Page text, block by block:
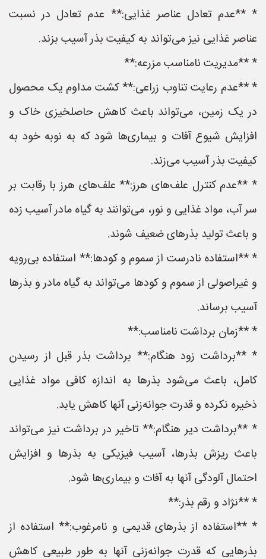
* **عدم تعادل عناصر غذایی:** عدم تعادل در نسبت
عناصر غذایی نیز می‌تواند به کیفیت بذر آسیب بزند.
* **مدیریت نامناسب مزرعه:**
* **عدم رعایت تناوب زراعی:** کشت مداوم یک محصول
در یک زمین، می‌تواند باعث کاهش حاصلخیزی خاک و
افزایش شیوع آفات و بیماری‌ها شود که به نوبه خود به
کیفیت بذر آسیب می‌زند.
* **عدم کنترل علف‌های هرز:** علف‌های هرز با رقابت بر
سر آب، مواد غذایی و نور، می‌توانند به گیاه مادر آسیب زده
و باعث تولید بذرهای ضعیف شوند.
* **استفاده نادرست از سموم و کودها:** استفاده بی‌رویه
و غیراصولی از سموم و کودها می‌تواند به گیاه مادر و بذرها
آسیب برساند.
* **زمان برداشت نامناسب:**
* **برداشت زود هنگام:** برداشت بذر قبل از رسیدن
کامل، باعث می‌شود بذرها به اندازه کافی مواد غذایی
ذخیره نکرده و قدرت جوانه‌زنی آنها کاهش یابد.
* **برداشت دیر هنگام:** تاخیر در برداشت نیز می‌تواند
باعث ریزش بذرها، آسیب فیزیکی به بذرها و افزایش
احتمال آلودگی آنها به آفات و بیماری‌ها شود.
* **نژاد و رقم بذر:**
* **استفاده از بذرهای قدیمی و نامرغوب:** استفاده از
بذرهایی که قدرت جوانه‌زنی آنها به طور طبیعی کاهش